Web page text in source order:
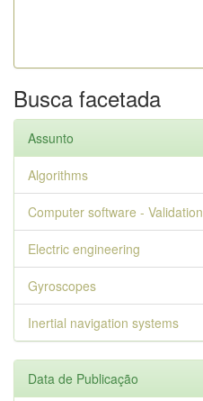
Busca facetada
Assunto
Algorithms
Computer software - Validation
Electric engineering
Gyroscopes
Inertial navigation systems
Data de Publicação